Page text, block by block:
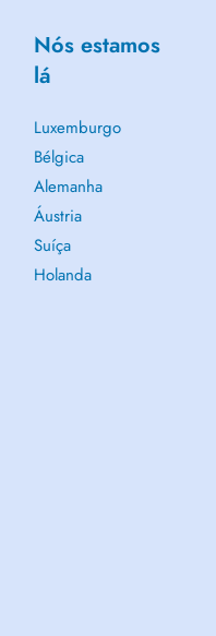
Nós estamos
lá
Luxemburgo
Bélgica
Alemanha
Áustria
Suíça
Holanda